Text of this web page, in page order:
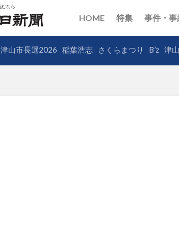
HOME 特集 事件・事
津山市長選2026 稲葉浩志 さくらまつり B’z 津